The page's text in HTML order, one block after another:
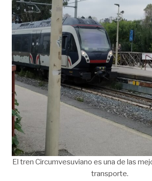
El tren Circumvesuviano es una de las
transporte.